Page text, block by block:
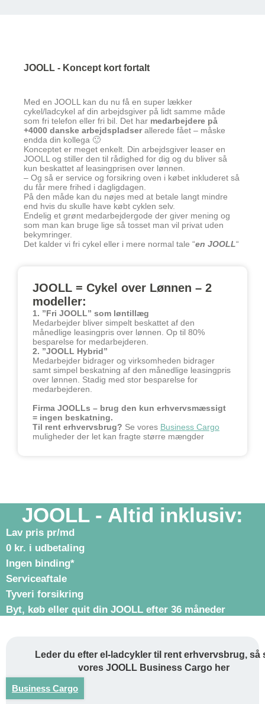
JOOLL - Koncept kort fortalt
Med en JOOLL kan du nu få en super lækker
cykel/ladcykel af din arbejdsgiver på lidt samme måde
som fri telefon eller fri bil. Det har medarbejdere på
+4000 danske arbejdspladserallerede fået – måske
endda din kollega 🙂
Konceptet er meget enkelt. Din arbejdsgiver leaser en
JOOLL og stiller den til rådighed for dig og du bliver så
kun beskattet af leasingprisen over lønnen.
– Og så er service og forsikring oven i købet inkluderet så
du får mere frihed i dagligdagen.
På den måde kan du nøjes med at betale langt mindre
end hvis du skulle have købt cyklen selv.
Endelig et grønt medarbejdergode der giver mening og
som man kan bruge lige så tosset man vil privat uden
bekymringer.
Det kalder vi fri cykel eller i mere normal tale “en JOOLL“
JOOLL = Cykel over Lønnen – 2
modeller:
1. ”Fri JOOLL” som løntillæg
Medarbejder bliver simpelt beskattet af den
månedlige leasingpris over lønnen. Op til 80%
besparelse for medarbejderen.
2. ”JOOLL Hybrid”
Medarbejder bidrager og virksomheden bidrager
samt simpel beskatning af den månedlige leasingpris
over lønnen. Stadig med stor besparelse for
medarbejderen.
Firma JOOLLs – brug den kun erhvervsmæssigt
= ingen beskatning.
Til rent erhvervsbrug? Se vores Business Cargo
muligheder der let kan fragte større mængder
JOOLL - Altid inklusiv:
Lav pris pr/md
0 kr. i udbetaling
Ingen binding*
Serviceaftale
Tyveri forsikring
Byt, køb eller quit din JOOLL efter 36 måneder
Leder du efter el-ladcykler til rent erhvervsbrug, så
vores JOOLL Business Cargo her
Business Cargo